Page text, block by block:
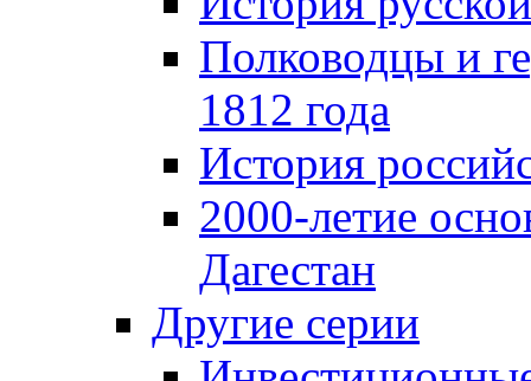
Полководцы и
1812 года
История
2000-летие
Дагестан
Другие серии